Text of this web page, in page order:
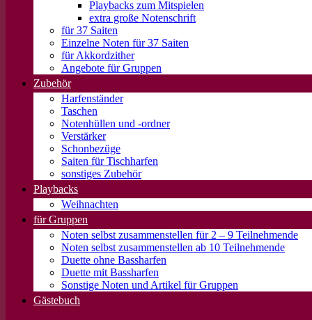
Playbacks zum Mitspielen
extra große Notenschrift
für 37 Saiten
Einzelne Noten für 37 Saiten
für Akkordzither
Angebote für Gruppen
Zubehör
Harfenständer
Taschen
Notenhüllen und -ordner
Verstärker
Schonbezüge
Saiten für Tischharfen
sonstiges Zubehör
Playbacks
Weihnachten
für Gruppen
Noten selbst zusammenstellen für 2 – 9 Teilnehmende
Noten selbst zusammenstellen ab 10 Teilnehmende
Duette ohne Bassharfen
Duette mit Bassharfen
Sonstige Noten und Artikel für Gruppen
Gästebuch